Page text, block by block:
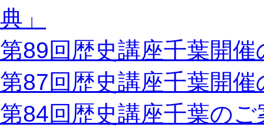
典」
第89回歴史講座千葉開催
第87回歴史講座千葉開催
第84回歴史講座千葉のご